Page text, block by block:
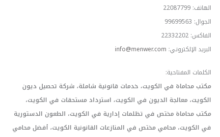
الهاتف: 22087799
الجوال: 99699563
الفاكس: 22332202
البريد الإلكتروني: info@menwer.com
الكلمات المفتاحية:
مكتب محاماة في الكويت، خدمات قانونية شاملة، شركة تحصيل ديون
الكويت، معالجة الديون في الكويت، استرداد مستحقات في الكويت،
مكتب محاماة مختص في تظلمات إدارية في الكويت، الطعون الدستورية
في الكويت، محامي مختص في المنازعات القانونية الكويت، أفضل محامي